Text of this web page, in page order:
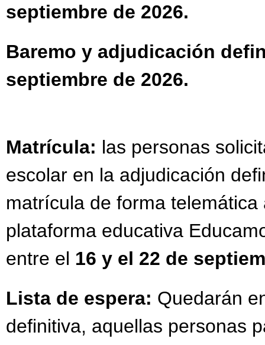
septiembre de 2026.
Baremo y adjudicación
septiembre de 2026.
Matrícula: las personas
escolar en la adjudicación
matrícula de forma
plataforma educativa
entre el 16 y el 22 de
Lista de espera: Quedarán
definitiva, aquellas personas